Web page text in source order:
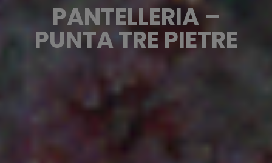
PANTELLERIA –
PUNTA TRE PIETRE